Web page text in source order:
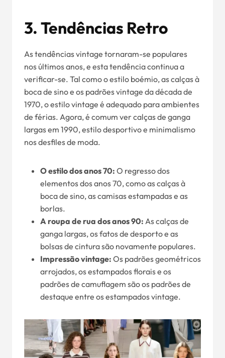
3. Tendências Retro
As tendências vintage tornaram-se populares
nos últimos anos, e esta tendência continua a
verificar-se. Tal como o estilo boémio, as calças à
boca de sino e os padrões vintage da década de
1970, o estilo vintage é adequado para ambientes
de férias. Agora, é comum ver calças de ganga
largas em 1990, estilo desportivo e minimalismo
nos desfiles de moda.
O estilo dos anos 70: O regresso dos
elementos dos anos 70, como as calças à
boca de sino, as camisas estampadas e as
borlas.
A roupa de rua dos anos 90: As calças de
ganga largas, os fatos de desporto e as
bolsas de cintura são novamente populares.
Impressão vintage: Os padrões geométricos
arrojados, os estampados florais e os
padrões de camuflagem são os padrões de
destaque entre os estampados vintage.